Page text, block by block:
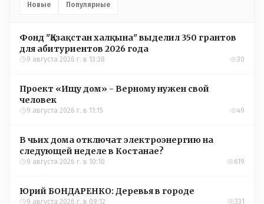
Новые Популярные
Фонд "Қазақстан халқына" выделил 350 грантов
для абитуриентов 2026 года
9 августа 2026 г. в 13:38 30
Проект «Ищу дом» - Верному нужен свой
человек
9 августа 2026 г. в 11:15 49
В чьих дома отключат электроэнергию на
следующей неделе в Костанае?
9 августа 2026 г. в 10:10 619
Юрий БОНДАРЕНКО: Деревья в городе
9 августа 2026 г. в 09:12 331